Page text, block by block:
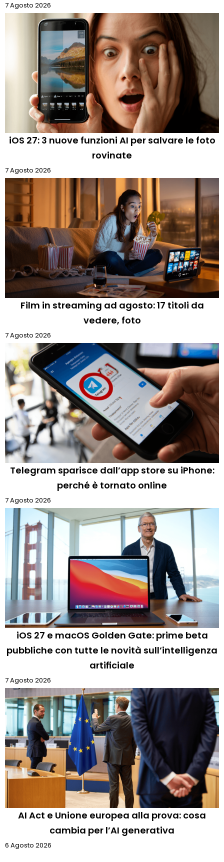
7 Agosto 2026
iOS 27: 3 nuove funzioni AI per salvare le foto
rovinate
7 Agosto 2026
Film in streaming ad agosto: 17 titoli da
vedere, foto
7 Agosto 2026
Telegram sparisce dall’app store su iPhone:
perché è tornato online
7 Agosto 2026
iOS 27 e macOS Golden Gate: prime beta
pubbliche con tutte le novità sull’intelligenza
artificiale
7 Agosto 2026
AI Act e Unione europea alla prova: cosa
cambia per l’AI generativa
6 Agosto 2026